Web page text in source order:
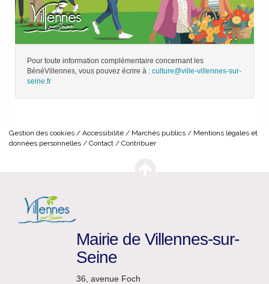
Pour toute information complémentaire concernant les
BénéVillennes, vous pouvez écrire à : culture@ville-villennes-sur-
seine.fr
Gestion des cookies Accessibilité Marchés publics
Mentions légales et
données personnelles
Contact Contribuer
Mairie de Villennes-sur-
Seine
36, avenue Foch